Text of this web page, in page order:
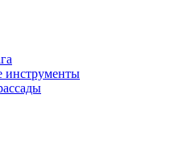
инструменты